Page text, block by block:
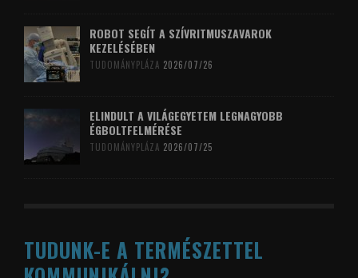
ROBOT SEGÍT A SZÍVRITMUSZAVAROK
KEZELÉSÉBEN
TUDOMÁNYPLÁZA 2026/07/26
ELINDULT A VILÁGEGYETEM LEGNAGYOBB
ÉGBOLTFELMÉRÉSE
TUDOMÁNYPLÁZA 2026/07/25
TUDUNK-E A TERMÉSZETTEL